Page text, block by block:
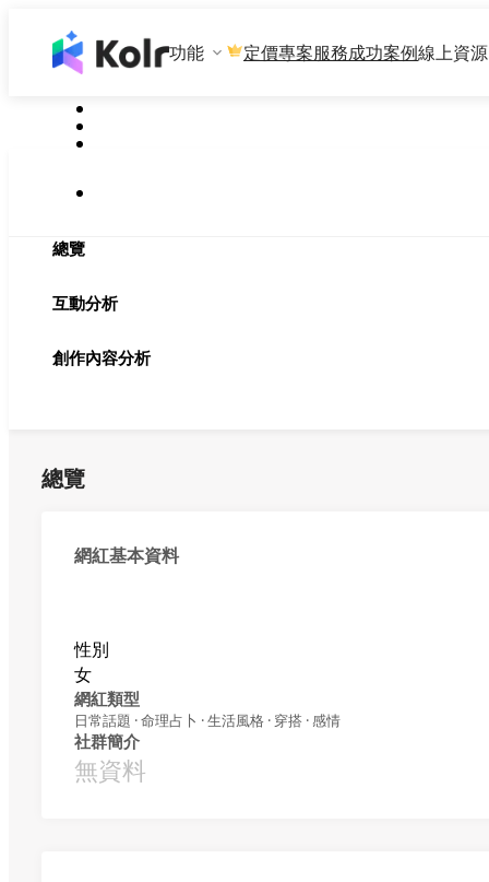
功能 定價專案服務成功案例線上資源
總覽
互動分析
創作內容分析
總覽
網紅基本資料
性別
女
網紅類型
日常話題 · 命理占卜 · 生活風格 · 穿搭 · 感情
社群簡介
無資料